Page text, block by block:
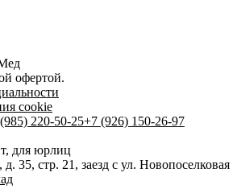
офертой.
cookie
220-50-25+7 (926) 150-26-97
для юрлиц
35, стр. 21, заезд с ул. Новопоселковая